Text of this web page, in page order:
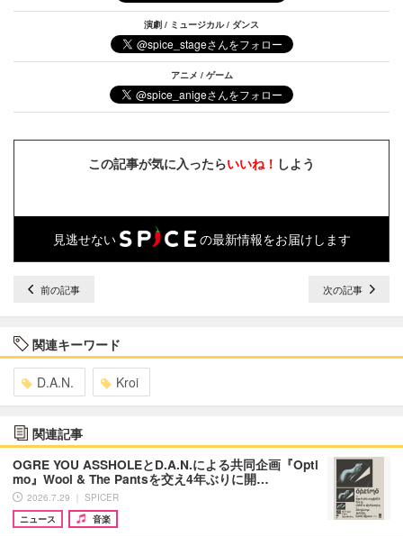
演劇 / ミュージカル / ダンス
アニメ / ゲーム
この記事が気に入ったらいいね！ しよう
見逃せない の最新情報をお届けします
前の記事 次の記事
関連キーワード
D.A.N. Kroi
関連記事
OGRE YOU ASSHOLEとD.A.N.による共同企画『Opti
mo』Wool & The Pantsを交え4年ぶりに開…
2026.7.29 ｜ SPICER
ニュース
音楽